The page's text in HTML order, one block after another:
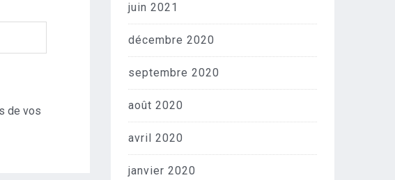
de vos
juin 2021
décembre 2020
septembre 2020
août 2020
avril 2020
janvier 2020